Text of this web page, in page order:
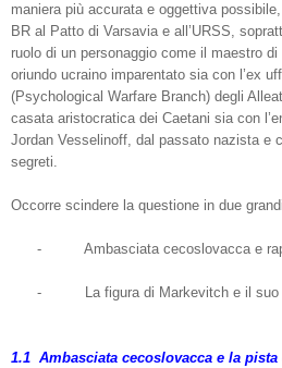
maniera più accurata e oggettiva
BR al Patto di Varsavia e all’URSS,
ruolo di un personaggio come il maestro
oriundo ucraino imparentato sia con l’ex
(Psychological Warfare Branch) degli
casata aristocratica dei Caetani sia con
Jordan Vesselinoff, dal passato nazista e
segreti.
Occorre scindere la questione in due
- Ambasciata cecoslovacca e
- La figura di Markevitch e il
1.1 Ambasciata cecoslovacca e la pista